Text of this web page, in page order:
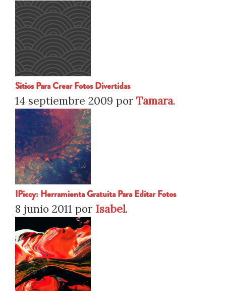
Sitios Para Crear Fotos Divertidas
14 septiembre 2009 por Tamara.
IPiccy: Herramienta Gratuita Para Editar Fotos
8 junio 2011 por Isabel.